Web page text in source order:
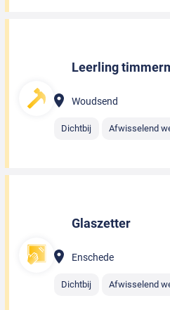
Leerling
Woudsend
Dichtbij Afwisselend
Glaszetter
Enschede
Dichtbij Afwisselend